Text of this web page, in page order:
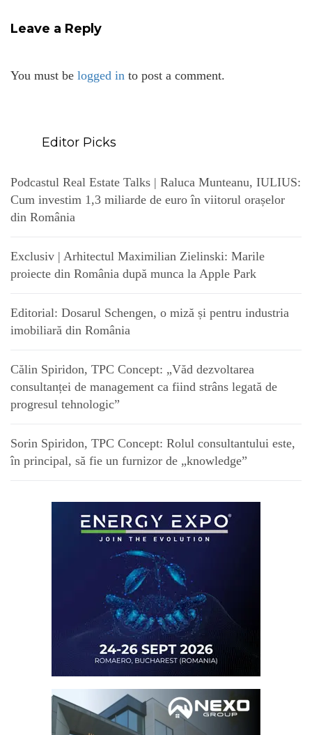
Leave a Reply
You must be logged in to post a comment.
Editor Picks
Podcastul Real Estate Talks | Raluca Munteanu, IULIUS:
Cum investim 1,3 miliarde de euro în viitorul orașelor
din România
Exclusiv | Arhitectul Maximilian Zielinski: Marile
proiecte din România după munca la Apple Park
Editorial: Dosarul Schengen, o miză și pentru industria
imobiliară din România
Călin Spiridon, TPC Concept: „Văd dezvoltarea
consultanței de management ca fiind strâns legată de
progresul tehnologic”
Sorin Spiridon, TPC Concept: Rolul consultantului este,
în principal, să fie un furnizor de „knowledge”